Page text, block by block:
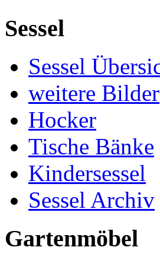
Sessel
Sessel
weitere Bilder
Hocker
Tische Bänke
Kindersessel
Sessel Archiv
Gartenmöbel